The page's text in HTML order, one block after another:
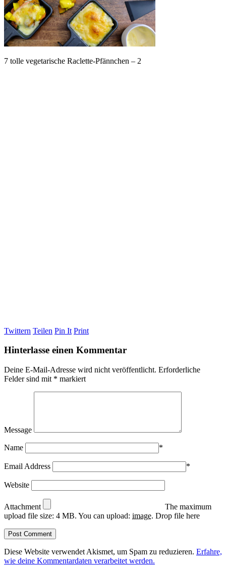
7 tolle vegetarische Raclette-Pfännchen – 2
Twittern Teilen Pin It Print
Hinterlasse einen Kommentar
Deine E-Mail-Adresse wird nicht veröffentlicht. Erforderliche
Felder sind mit * markiert
Message
Name *
Email Address *
Website
Attachment
The maximum
upload file size: 4 MB. You can upload: image. Drop file here
Diese Website verwendet Akismet, um Spam zu reduzieren. Erfahre,
wie deine Kommentardaten verarbeitet werden.